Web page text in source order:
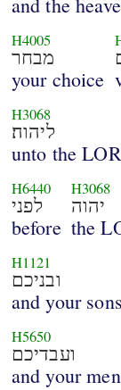
H4005
מבחר
your choice
H3068
ליהוה׃
unto the
H6440
לפני
before
H3068
יהוה
the
H1121
ובניכם
and your
H5650
ועבדיכם
and your